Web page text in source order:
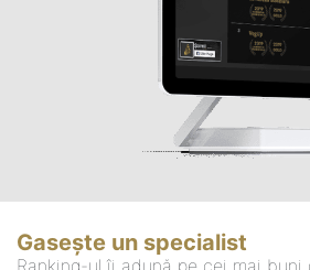
Gasește un specialist